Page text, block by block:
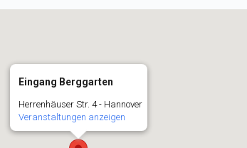
Eingang Berggarten
Herrenhäuser Str. 4 - Hannover
Veranstaltungen anzeigen